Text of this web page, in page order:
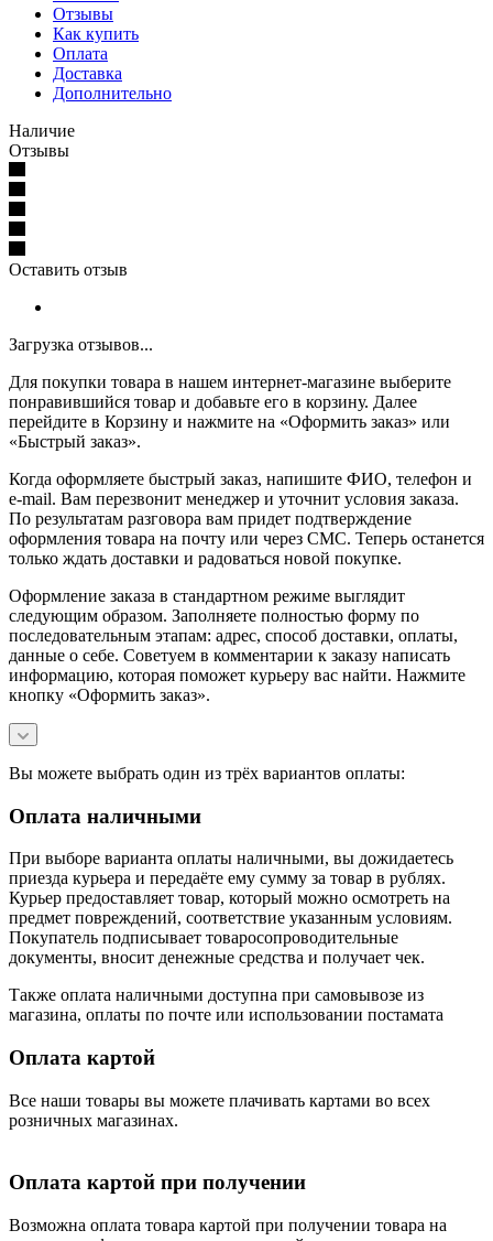
Отзывы
Как купить
Оплата
Доставка
Дополнительно
Наличие
Отзывы
Оставить отзыв
Загрузка отзывов...
Для покупки товара в нашем интернет-магазине выберите
понравившийся товар и добавьте его в корзину. Далее
перейдите в Корзину и нажмите на «Оформить заказ» или
«Быстрый заказ».
Когда оформляете быстрый заказ, напишите ФИО, телефон и
e-mail. Вам перезвонит менеджер и уточнит условия заказа.
По результатам разговора вам придет подтверждение
оформления товара на почту или через СМС. Теперь останется
только ждать доставки и радоваться новой покупке.
Оформление заказа в стандартном режиме выглядит
следующим образом. Заполняете полностью форму по
последовательным этапам: адрес, способ доставки, оплаты,
данные о себе. Советуем в комментарии к заказу написать
информацию, которая поможет курьеру вас найти. Нажмите
кнопку «Оформить заказ».
Вы можете выбрать один из трёх вариантов оплаты:
Оплата наличными
При выборе варианта оплаты наличными, вы дожидаетесь
приезда курьера и передаёте ему сумму за товар в рублях.
Курьер предоставляет товар, который можно осмотреть на
предмет повреждений, соответствие указанным условиям.
Покупатель подписывает товаросопроводительные
документы, вносит денежные средства и получает чек.
Также оплата наличными доступна при самовывозе из
магазина, оплаты по почте или использовании постамата
Оплата картой
Все наши товары вы можете плачивать картами во всех
розничных магазинах.
Оплата картой при получении
Возможна оплата товара картой при получении товара на